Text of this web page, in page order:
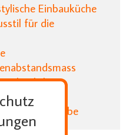
Einbauküche
für die